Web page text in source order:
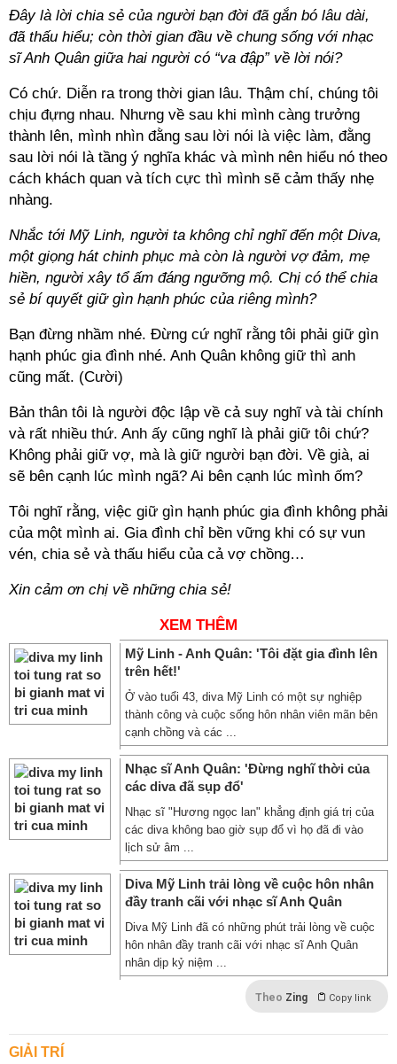
Đây là lời chia sẻ của người bạn đời đã gắn bó lâu dài,
đã thấu hiểu; còn thời gian đầu về chung sống với nhạc
sĩ Anh Quân giữa hai người có “va đập” về lời nói?
Có chứ. Diễn ra trong thời gian lâu. Thậm chí, chúng tôi
chịu đựng nhau. Nhưng về sau khi mình càng trưởng
thành lên, mình nhìn đằng sau lời nói là việc làm, đằng
sau lời nói là tầng ý nghĩa khác và mình nên hiểu nó theo
cách khách quan và tích cực thì mình sẽ cảm thấy nhẹ
nhàng.
Nhắc tới Mỹ Linh, người ta không chỉ nghĩ đến một Diva,
một giọng hát chinh phục mà còn là người vợ đảm, mẹ
hiền, người xây tổ ấm đáng ngưỡng mộ. Chị có thể chia
sẻ bí quyết giữ gìn hạnh phúc của riêng mình?
Bạn đừng nhầm nhé. Đừng cứ nghĩ rằng tôi phải giữ gìn
hạnh phúc gia đình nhé. Anh Quân không giữ thì anh
cũng mất. (Cười)
Bản thân tôi là người độc lập về cả suy nghĩ và tài chính
và rất nhiều thứ. Anh ấy cũng nghĩ là phải giữ tôi chứ?
Không phải giữ vợ, mà là giữ người bạn đời. Về già, ai
sẽ bên cạnh lúc mình ngã? Ai bên cạnh lúc mình ốm?
Tôi nghĩ rằng, việc giữ gìn hạnh phúc gia đình không phải
của một mình ai. Gia đình chỉ bền vững khi có sự vun
vén, chia sẻ và thấu hiểu của cả vợ chồng…
Xin cảm ơn chị về những chia sẻ!
XEM THÊM
Mỹ Linh - Anh Quân: 'Tôi đặt gia đình lên
trên hết!'
Ở vào tuổi 43, diva Mỹ Linh có một sự nghiệp
thành công và cuộc sống hôn nhân viên mãn bên
cạnh chồng và các ...
Nhạc sĩ Anh Quân: 'Đừng nghĩ thời của
các diva đã sụp đổ'
Nhạc sĩ "Hương ngọc lan" khẳng định giá trị của
các diva không bao giờ sụp đổ vì họ đã đi vào
lịch sử âm ...
Diva Mỹ Linh trải lòng về cuộc hôn nhân
đầy tranh cãi với nhạc sĩ Anh Quân
Diva Mỹ Linh đã có những phút trải lòng về cuộc
hôn nhân đầy tranh cãi với nhạc sĩ Anh Quân
nhân dịp kỷ niệm ...
Theo Zing Copy link
GIẢI TRÍ